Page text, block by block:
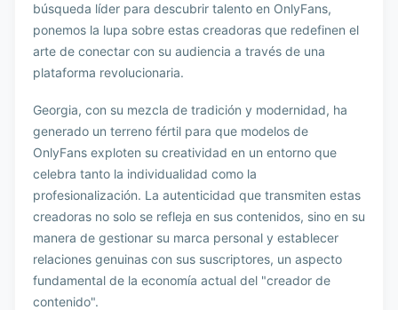
búsqueda líder para descubrir talento en OnlyFans,
ponemos la lupa sobre estas creadoras que redefinen el
arte de conectar con su audiencia a través de una
plataforma revolucionaria.
Georgia, con su mezcla de tradición y modernidad, ha
generado un terreno fértil para que modelos de
OnlyFans exploten su creatividad en un entorno que
celebra tanto la individualidad como la
profesionalización. La autenticidad que transmiten estas
creadoras no solo se refleja en sus contenidos, sino en su
manera de gestionar su marca personal y establecer
relaciones genuinas con sus suscriptores, un aspecto
fundamental de la economía actual del "creador de
contenido".